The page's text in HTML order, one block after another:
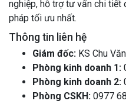
nghiệp, hỗ trợ tư vấn chi tiết
pháp tối ưu nhất.
Thông tin liên hệ
Giám đốc: KS Chu
Phòng kinh doanh 1:
Phòng kinh doanh 2:
Phòng CSKH: 0977